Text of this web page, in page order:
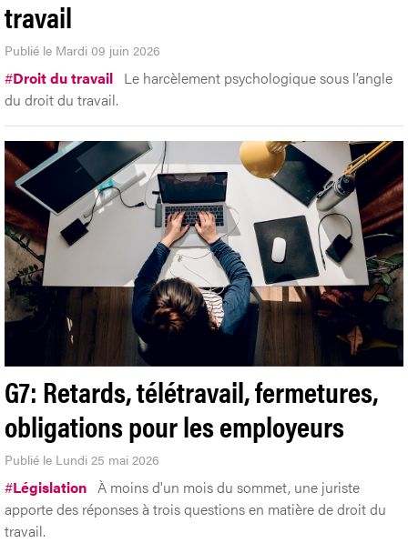
travail
Publié le Mardi 09 juin 2026
#Droit du travail Le harcèlement psychologique sous l’angle
du droit du travail.
G7: Retards, télétravail, fermetures,
obligations pour les employeurs
Publié le Lundi 25 mai 2026
#Législation À moins d'un mois du sommet, une juriste
apporte des réponses à trois questions en matière de droit du
travail.